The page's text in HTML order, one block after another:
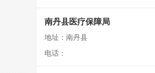
南丹县医疗保障局
地址：南丹县
电话：